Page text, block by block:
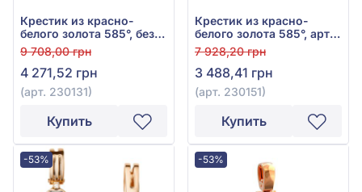
Крестик из красно-
белого золота 585°, без
вставки, арт. 230131
9 708,00 грн
4 271,52 грн
(арт. 230131)
Купить
Крестик из красно-
белого золота 585°, арт.
230151
7 928,20 грн
3 488,41 грн
(арт. 230151)
Купить
-53% -53%